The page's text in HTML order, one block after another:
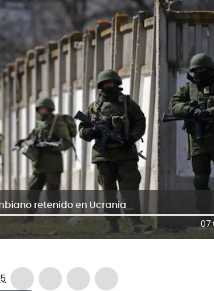
retenido en Ucrania